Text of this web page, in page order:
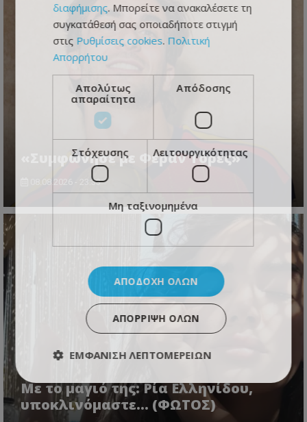
«Συμφώνησε με Φεράν Τόρες»
08.08.2026 - 23:33
Με το μαγιό της: Ρία Ελληνίδου,
υποκλινόμαστε… (ΦΩΤΟΣ)
διαφήμισης. Μπορείτε να ανακαλέσετε τη
συγκατάθεσή σας οποιαδήποτε στιγμή
στις Ρυθμίσεις cookies. Πολιτική
Απορρήτου
Απολύτως
απαραίτητα
Απόδοσης
Στόχευσης Λειτουργικότητας
Μη ταξινομημένα
ΑΠΟΔΟΧΉ ΌΛΩΝ
ΑΠΌΡΡΙΨΗ ΌΛΩΝ
ΕΜΦΆΝΙΣΗ ΛΕΠΤΟΜΕΡΕΙΏΝ